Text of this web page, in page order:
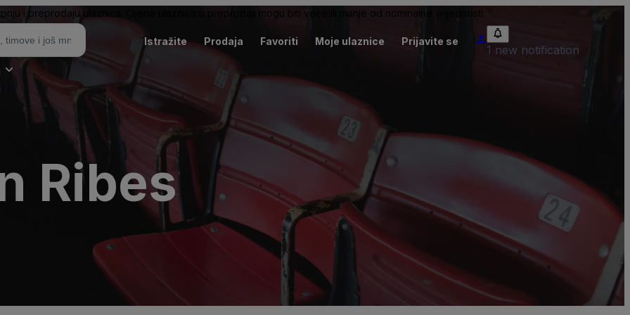
i preprodaju ulaznica. Cijene ulaznica u preprodaji mogu biti veće ili manje od nominalne vrijednosti.
Istražite Prodaja Favoriti Moje ulaznice Prijavite se
1 new notification
Ribes